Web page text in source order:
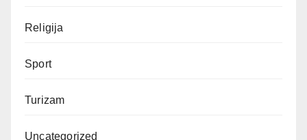
Religija
Sport
Turizam
Uncategorized